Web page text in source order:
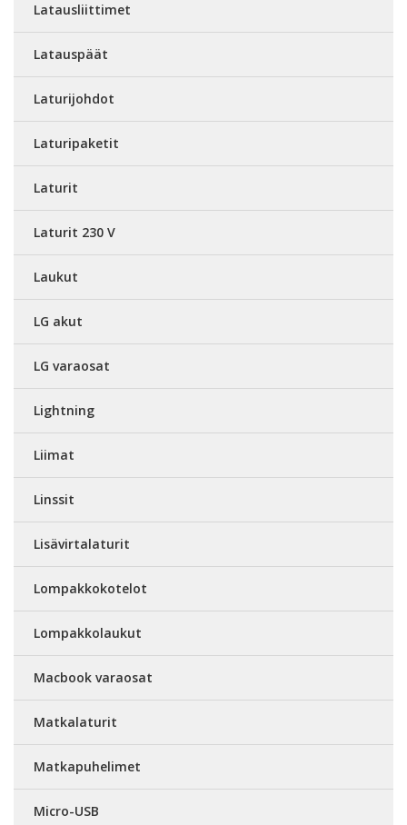
Latausliittimet
Latauspäät
Laturijohdot
Laturipaketit
Laturit
Laturit 230 V
Laukut
LG akut
LG varaosat
Lightning
Liimat
Linssit
Lisävirtalaturit
Lompakkokotelot
Lompakkolaukut
Macbook varaosat
Matkalaturit
Matkapuhelimet
Micro-USB